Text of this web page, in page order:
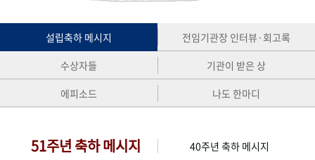
VR 역사관
설립축하 메시지
전임기관장 인터뷰·회고록
수상자들
기관이 받은 상
에피소드
나도 한마디
51주년 축하 메시지 40주년 축하 메시지